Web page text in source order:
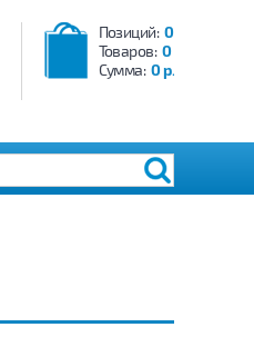
Позиций: 0
Товаров: 0
Сумма: 0 р.